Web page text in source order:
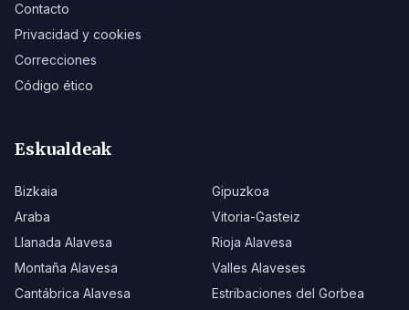
Contacto
Privacidad y cookies
Correcciones
Código ético
Eskualdeak
Bizkaia
Gipuzkoa
Araba
Vitoria-Gasteiz
Llanada Alavesa
Rioja Alavesa
Montaña Alavesa
Valles Alaveses
Cantábrica Alavesa
Estribaciones del Gorbea